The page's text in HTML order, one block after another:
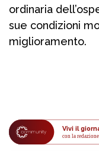
ordinaria
sue condizioni
miglioramento.
Vivi il
con la